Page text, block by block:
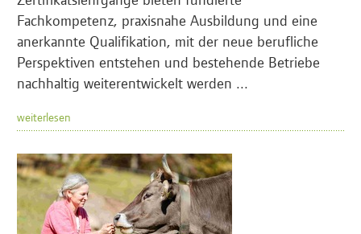
Fachkompetenz, praxisnahe Ausbildung und eine
anerkannte Qualifikation, mit der neue berufliche
Perspektiven entstehen und bestehende Betriebe
nachhaltig weiterentwickelt werden ...
weiterlesen